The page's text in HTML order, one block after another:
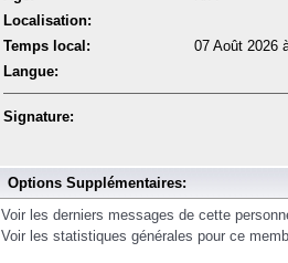
Localisation:
Temps local:
07 Août 2026
Langue:
Signature:
Options Supplémentaires:
Voir les derniers messages de cette
Voir les statistiques générales pour ce